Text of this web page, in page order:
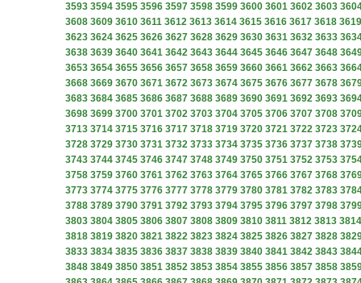
3593 3594 3595 3596 3597 3598 3599 3600 3601 3602 3603
3608 3609 3610 3611 3612 3613 3614 3615 3616 3617 3618 3619
3623 3624 3625 3626 3627 3628 3629 3630 3631 3632 3633
3638 3639 3640 3641 3642 3643 3644 3645 3646 3647 3648
3653 3654 3655 3656 3657 3658 3659 3660 3661 3662 3663
3668 3669 3670 3671 3672 3673 3674 3675 3676 3677 3678
3683 3684 3685 3686 3687 3688 3689 3690 3691 3692 3693
3698 3699 3700 3701 3702 3703 3704 3705 3706 3707 3708
3713 3714 3715 3716 3717 3718 3719 3720 3721 3722 3723
3728 3729 3730 3731 3732 3733 3734 3735 3736 3737 3738
3743 3744 3745 3746 3747 3748 3749 3750 3751 3752 3753
3758 3759 3760 3761 3762 3763 3764 3765 3766 3767 3768
3773 3774 3775 3776 3777 3778 3779 3780 3781 3782 3783
3788 3789 3790 3791 3792 3793 3794 3795 3796 3797 3798
3803 3804 3805 3806 3807 3808 3809 3810 3811 3812 3813 3814
3818 3819 3820 3821 3822 3823 3824 3825 3826 3827 3828
3833 3834 3835 3836 3837 3838 3839 3840 3841 3842 3843
3848 3849 3850 3851 3852 3853 3854 3855 3856 3857 3858